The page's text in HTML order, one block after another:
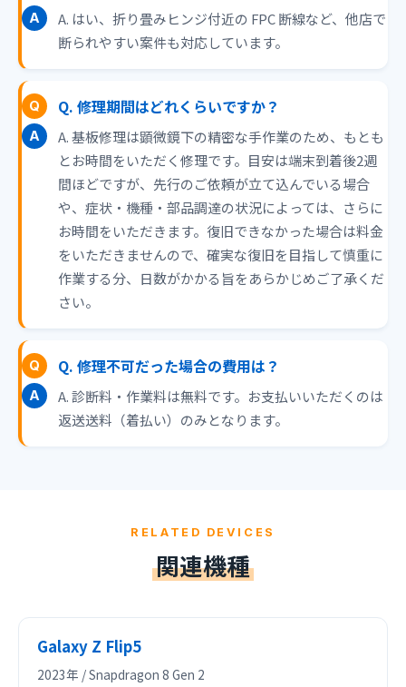
A. はい、折り畳みヒンジ付近の FPC 断線など、他店で
断られやすい案件も対応しています。
Q. 修理期間はどれくらいですか？
A. 基板修理は顕微鏡下の精密な手作業のため、もとも
とお時間をいただく修理です。目安は端末到着後2週
間ほどですが、先行のご依頼が立て込んでいる場合
や、症状・機種・部品調達の状況によっては、さらに
お時間をいただきます。復旧できなかった場合は料金
をいただきませんので、確実な復旧を目指して慎重に
作業する分、日数がかかる旨をあらかじめご了承くだ
さい。
Q. 修理不可だった場合の費用は？
A. 診断料・作業料は無料です。お支払いいただくのは
返送送料（着払い）のみとなります。
RELATED DEVICES
関連機種
Galaxy Z Flip5
2023年 / Snapdragon 8 Gen 2